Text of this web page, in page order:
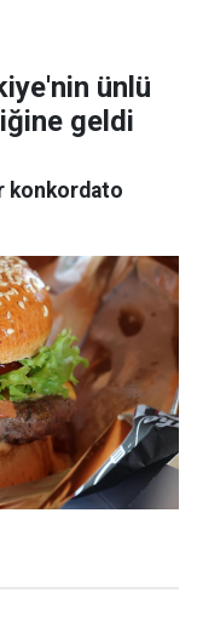
ünlü
geldi
konkordato